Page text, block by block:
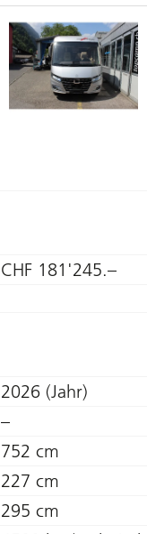
CHF 181'245.–
2026 (Jahr)
–
752 cm
227 cm
295 cm